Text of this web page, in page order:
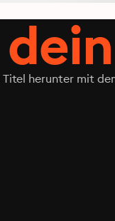
Titel herunter mit